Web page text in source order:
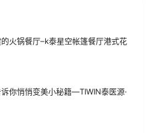
火锅餐厅–k泰星空帐篷餐厅港式花
你悄悄变美小秘籍—TIWIN泰医源·